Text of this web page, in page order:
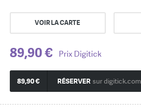
VOIR LA CARTE
89,90 € Prix Digitick
89,90 € RÉSERVER sur digitick.com